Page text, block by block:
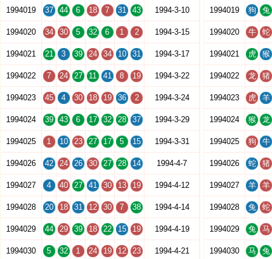
1994019 37 44 6 18 7 31 43 1994-3-10
1994020 34 30 5 32 6 1 2 1994-3-15
1994021 21 3 39 24 34 10 31 1994-3-17
1994022 7 24 27 11 41 8 19 1994-3-22
1994023 45 4 30 18 19 36 2 1994-3-24
1994024 39 43 6 17 32 28 37 1994-3-29
1994025 1 10 23 27 17 5 15 1994-3-31
1994026 42 24 26 30 27 28 14 1994-4-7
1994027 4 40 27 41 30 13 19 1994-4-12
1994028 20 18 31 12 30 7 38 1994-4-14
1994029 44 29 39 18 22 15 19 1994-4-19
1994030 5 32 1 24 19 12 23 1994-4-21
1994019 狗 兔
1994020 牛 蛇
1994021 虎 猴
1994022 龙 猪
1994023 虎 羊
1994024 猴 龙
1994025 狗 牛
1994026 蛇 猪
1994027 羊 羊
1994028 兔 蛇
1994029 兔 马
1994030 马 兔